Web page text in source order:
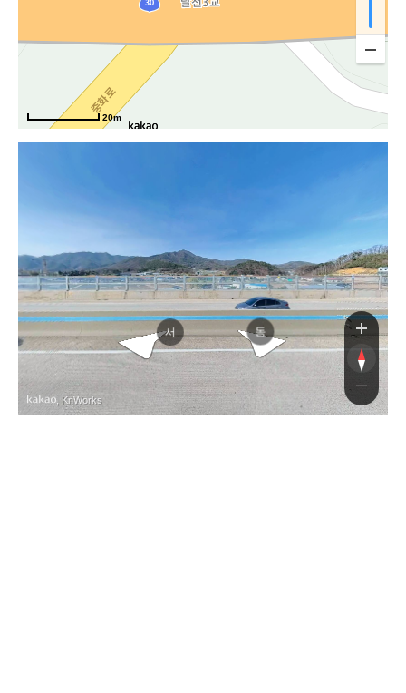
20m
화
화
서 동
, KnWorks